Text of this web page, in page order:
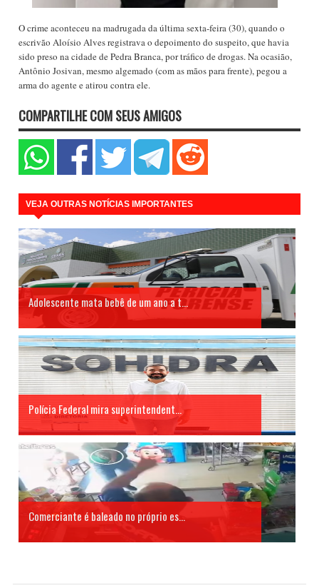
O crime aconteceu na madrugada da última sexta-feira (30), quando o
escrivão Aloísio Alves registrava o depoimento do suspeito, que havia
sido preso na cidade de Pedra Branca, por tráfico de drogas. Na ocasião,
Antônio Josivan, mesmo algemado (com as mãos para frente), pegou a
arma do agente e atirou contra ele.
COMPARTILHE COM SEUS AMIGOS
VEJA OUTRAS NOTÍCIAS IMPORTANTES
Adolescente mata bebê de um ano a t...
Polícia Federal mira superintendent...
Comerciante é baleado no próprio es...